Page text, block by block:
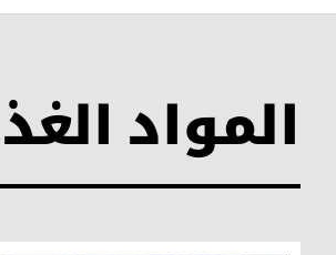
المواد